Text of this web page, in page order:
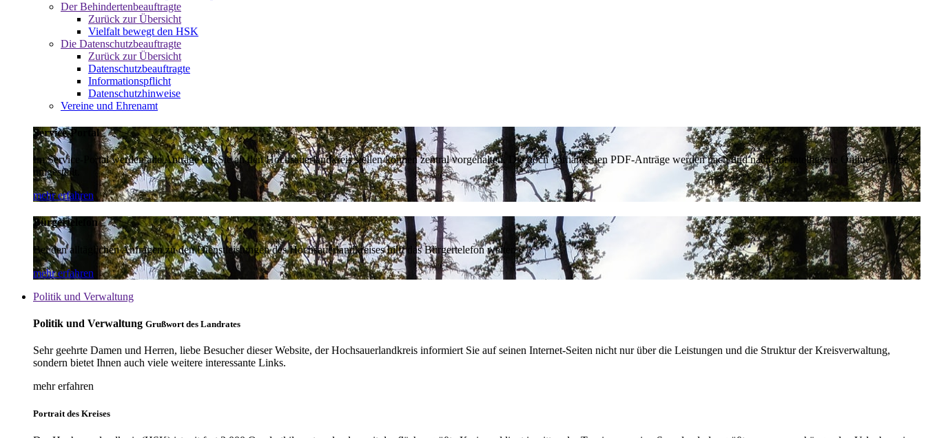
Der Behindertenbeauftragte
Zurück zur Übersicht
Vielfalt bewegt den HSK
Die Datenschutzbeauftragte
Zurück zur Übersicht
Datenschutzbeauftragte
Informationspflicht
Datenschutzhinweise
Vereine und Ehrenamt
Service-Portal
Im Service-Portal werden alle Anträge die Sie an den Hochsauerlandkreis stellen können zentral vorgehalten. Die noch vorhandenen PDF-Anträge werden nach und nach auf intelligente Online-Anträge
umgestellt.
mehr erfahren
Bürgertelefon
Bei den alltäglichen Anfragen zu den Dienstleistungen des Hochsauerlandkreises hilft das Bürgertelefon weiter.
mehr erfahren
Politik und Verwaltung
Politik und Verwaltung Grußwort des Landrates
Sehr geehrte Damen und Herren, liebe Besucher dieser Website, der Hochsauerlandkreis informiert Sie auf seinen Internet-Seiten nicht nur über die Leistungen und die Struktur der Kreisverwaltung,
sondern bietet Ihnen auch viele weitere interessante Links.
mehr erfahren
Portrait des Kreises